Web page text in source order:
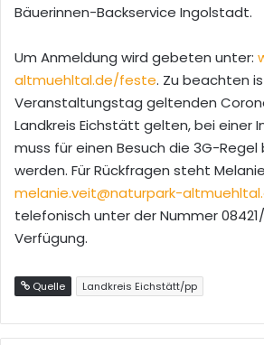
Bäuerinnen-Backservice Ingolstadt.
Um Anmeldung wird gebeten unter:
altmuehltal.de/feste. Zu beachten
Veranstaltungstag geltenden
Landkreis Eichstätt gelten, bei einer
muss für einen Besuch die 3G-
werden. Für Rückfragen steht
melanie.veit@naturpark-
telefonisch unter der Nummer
Verfügung.
Quelle Landkreis Eichstätt/pp